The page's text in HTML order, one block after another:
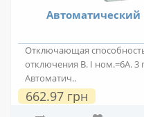
Автоматический
Отключающая
отключения В. I ном.=6А.
Автоматич..
662.97 грн